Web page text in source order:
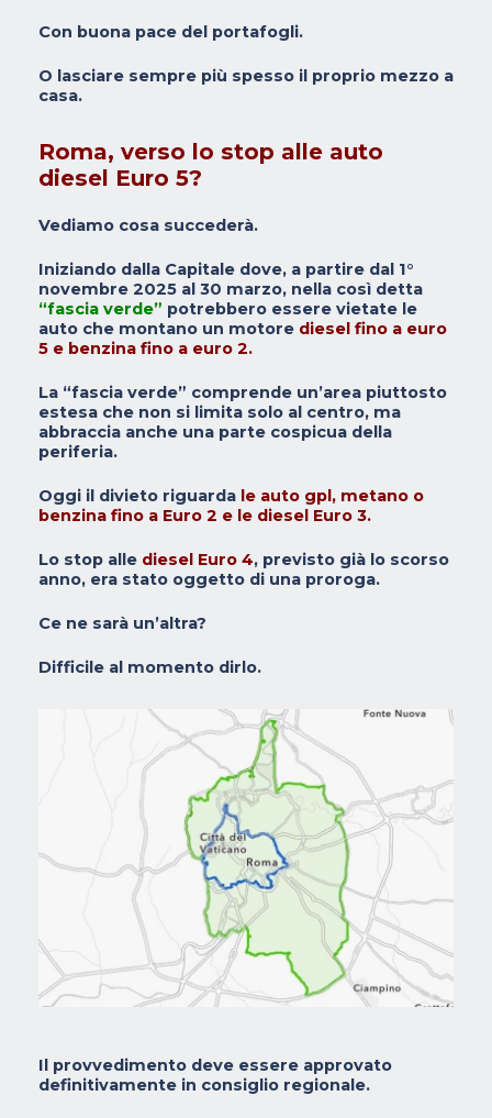
Con buona pace del portafogli.
O lasciare sempre più spesso il proprio mezzo a
casa.
Roma, verso lo stop alle auto
diesel Euro 5?
Vediamo cosa succederà.
Iniziando dalla Capitale dove, a partire dal 1°
novembre 2025 al 30 marzo, nella così detta
“fascia verde” potrebbero essere vietate le
auto che montano un motore diesel fino a euro
5 e benzina fino a euro 2.
La “fascia verde” comprende un’area piuttosto
estesa che non si limita solo al centro, ma
abbraccia anche una parte cospicua della
periferia.
Oggi il divieto riguarda le auto gpl, metano o
benzina fino a Euro 2 e le diesel Euro 3.
Lo stop alle diesel Euro 4, previsto già lo scorso
anno, era stato oggetto di una proroga.
Ce ne sarà un’altra?
Difficile al momento dirlo.
Il provvedimento deve essere approvato
definitivamente in consiglio regionale.